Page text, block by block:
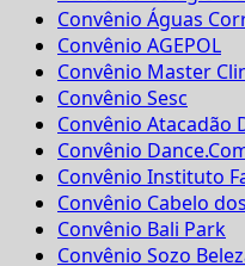
Convênio Águas
Convênio AGEPOL
Convênio Master
Convênio Sesc
Convênio Atacadão
Convênio
Convênio Instituto
Convênio Cabelo
Convênio Bali Park
Convênio Sozo